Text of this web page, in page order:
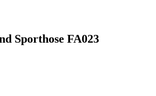
Sporthose FA023